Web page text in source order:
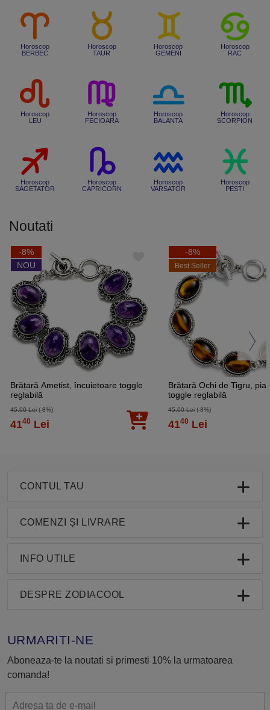
Horoscop
BERBEC
Horoscop
TAUR
Horoscop
GEMENI
Horoscop
RAC
Horoscop
LEU
Horoscop
FECIOARA
Horoscop
BALANTA
Horoscop
SCORPION
Horoscop
SAGETATOR
Horoscop
CAPRICORN
Horoscop
VARSATOR
Horoscop
PESTI
Noutati
-8%
NOU
Brățară Ametist, încuietoare toggle
reglabilă
45,00 Lei(-8%)
4140 Lei
-8%
Best Seller
Brățară Ochi de Tigru,
toggle reglabilă
45,00 Lei (-8%)
4140 Lei
CONTUL TAU
COMENZI ȘI LIVRARE
INFO UTILE
DESPRE ZODIACOOL
URMARITI-NE
Aboneaza-te la noutati si primesti 10% la urmatoarea
comanda!